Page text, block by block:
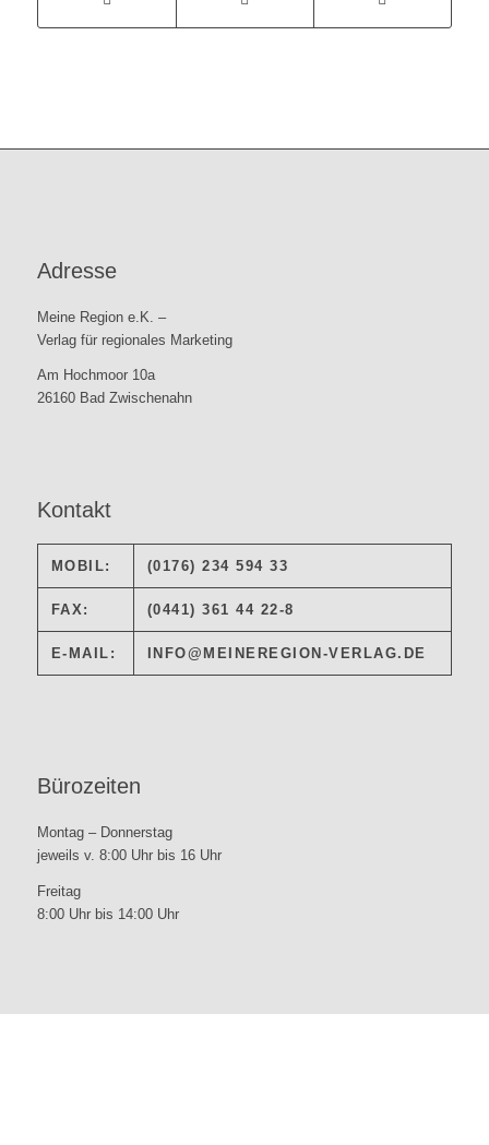
Adresse
Meine Region e.K. –
Verlag für regionales Marketing
Am Hochmoor 10a
26160 Bad Zwischenahn
Kontakt
MOBIL: (0176) 234 594 33
FAX: (0441) 361 44 22-8
E-MAIL: INFO@MEINEREGION-VERLAG.DE
Bürozeiten
Montag – Donnerstag
jeweils v. 8:00 Uhr bis 16 Uhr
Freitag
8:00 Uhr bis 14:00 Uhr